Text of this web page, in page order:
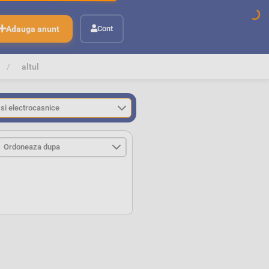
Adauga anunt Cont
altul